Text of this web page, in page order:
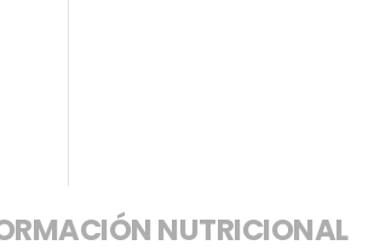
NUTRICIONAL